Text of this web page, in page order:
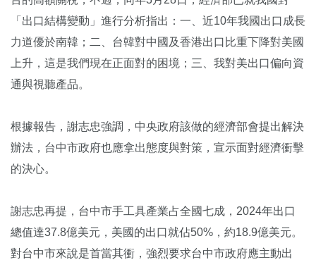
「出口結構變動」進行分析指出：一、近10年我國出口成長
力道優於南韓；二、台韓對中國及香港出口比重下降對美國
上升，這是我們現在正面對的困境；三、我對美出口偏向資
通與視聽產品。
根據報告，謝志忠強調，中央政府該做的經濟部會提出解決
辦法，台中市政府也應拿出態度與對策，宣示面對經濟衝擊
的決心。
謝志忠再提，台中市手工具產業占全國七成，2024年出口
總值達37.8億美元，美國的出口就佔50%，約18.9億美元。
對台中市來說是首當其衝，強烈要求台中市政府應主動出